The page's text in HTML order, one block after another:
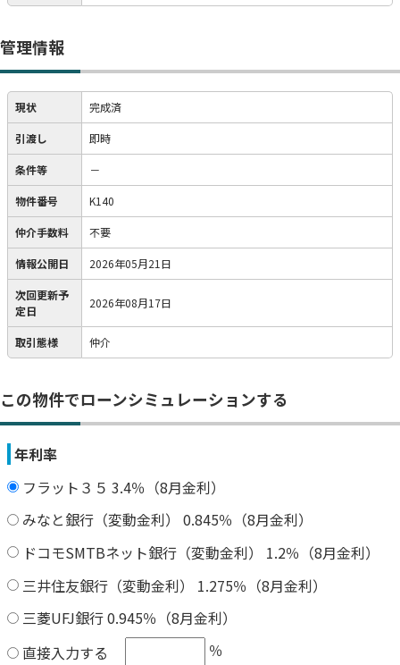
管理情報
現状 完成済
引渡し 即時
条件等 －
物件番号 K140
仲介手数料 不要
情報公開日 2026年05月21日
次回更新予
定日
2026年08月17日
取引態様 仲介
この物件でローンシミュレーションする
年利率
フラット３５ 3.4％（8月金利）
みなと銀行（変動金利） 0.845％（8月金利）
ドコモSMTBネット銀行（変動金利） 1.2％（8月金利）
三井住友銀行（変動金利） 1.275％（8月金利）
三菱UFJ銀行 0.945％（8月金利）
直接入力する
％